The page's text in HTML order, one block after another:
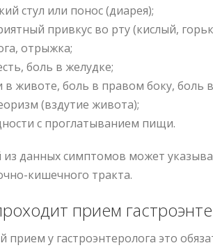
стул или понос (диарея);
привкус во рту (кислый,
отрыжка;
боль в желудке;
в животе, боль в правом боку, боль
(вздутие живота);
с проглатыванием пищи.
данных симптомов может
кишечного тракта.
прием
прием у гастроэнтеролога это